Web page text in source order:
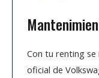
Con tu renting se
oficial de